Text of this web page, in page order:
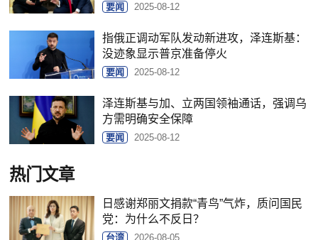
要闻 2025-08-12
指俄正调动军队发动新进攻，泽连斯基：
没迹象显示普京准备停火
要闻 2025-08-12
泽连斯基与加、立两国领袖通话，强调乌
方需明确安全保障
要闻 2025-08-12
热门文章
日感谢郑丽文捐款“青鸟”气炸，质问国民
党：为什么不反日？
台湾 2026-08-05